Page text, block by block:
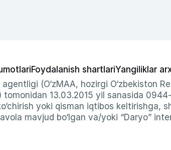
Foydalanish shartlariYangiliklar
(O‘zMAA, hozirgi O‘zbekiston
13.03.2015 yil sanasida
yoki qisman iqtibos
mavjud bo‘lgan va/yoki “Daryo”